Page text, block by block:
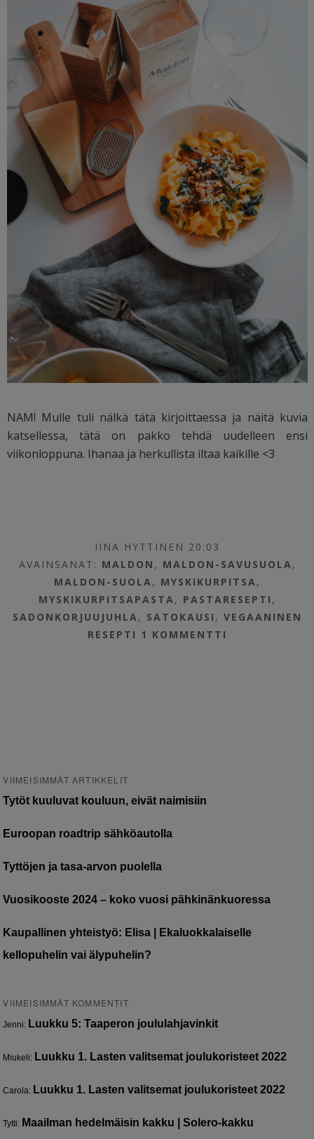
NAM! Mulle tuli nälkä tätä kirjoittaessa ja näitä kuvia
katsellessa, tätä on pakko tehdä uudelleen ensi
viikonloppuna. Ihanaa ja herkullista iltaa kaikille <3
IINA HYTTINEN 20:03
AVAINSANAT: MALDON , MALDON-SAVUSUOLA ,
MALDON-SUOLA , MYSKIKURPITSA ,
MYSKIKURPITSAPASTA , PASTARESEPTI ,
SADONKORJUUJUHLA , SATOKAUSI ,VEGAANINEN
RESEPTI 1 KOMMENTTI
VIIMEISIMMÄT ARTIKKELIT
Tytöt kuuluvat kouluun, eivät naimisiin
Euroopan roadtrip sähköautolla
Tyttöjen ja tasa-arvon puolella
Vuosikooste 2024 – koko vuosi pähkinänkuoressa
Kaupallinen yhteistyö: Elisa | Ekaluokkalaiselle
kellopuhelin vai älypuhelin?
VIIMEISIMMÄT KOMMENTIT
Jenni: Luukku 5: Taaperon joululahjavinkit
Miukeli: Luukku 1. Lasten valitsemat joulukoristeet 2022
Carola: Luukku 1. Lasten valitsemat joulukoristeet 2022
Tytti: Maailman hedelmäisin kakku | Solero-kakku